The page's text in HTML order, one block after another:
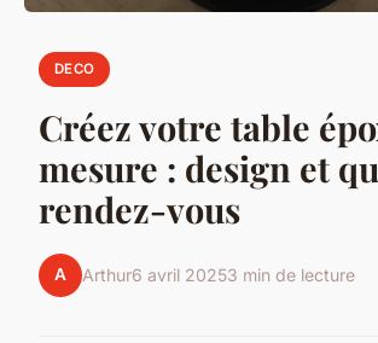
DECO
Créez votre table
mesure : design et
rendez-vous
A Arthur6 avril 20253 min de lecture